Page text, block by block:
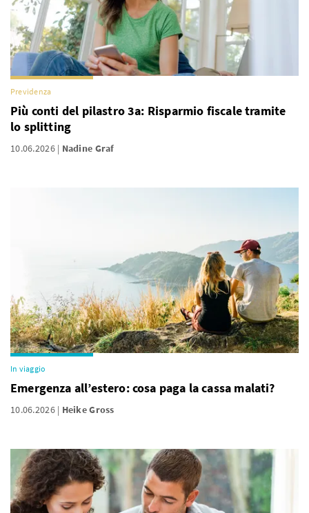
Previdenza
Più conti del pilastro 3a: Risparmio fiscale tramite
lo splitting
10.06.2026 Nadine Graf
In viaggio
Emergenza all’estero: cosa paga la cassa malati?
10.06.2026 Heike Gross